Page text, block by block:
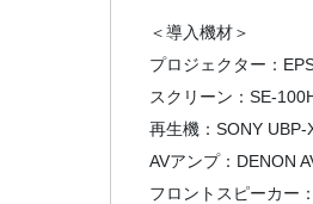
＜導入機材＞
プロジェクター：
スクリーン：SE-
再生機：SONY UBP-
AVアンプ：DENON
フロントスピーカー